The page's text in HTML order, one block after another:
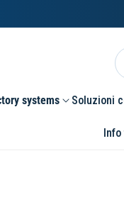
systems Soluzioni